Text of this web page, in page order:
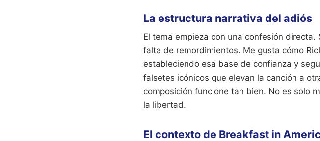
La estructura narrativa del adiós
El tema empieza con una confesión
falta de remordimientos. Me gusta cómo
estableciendo esa base de confianza y
falsetes icónicos que elevan la canción a
composición funcione tan bien. No es solo
la libertad.
El contexto de Breakfast in